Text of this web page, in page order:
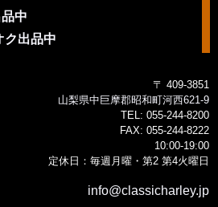
中
ク出品中
〒 409-3851
山梨県中巨摩郡昭和町河西621-9
TEL: 055-244-8200
FAX: 055-244-8222
10:00-19:00
定休日：毎週月曜・第2 第4火曜日
info@classicharley.jp